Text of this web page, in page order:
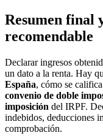
Resumen final
recomendable
Declarar ingresos
un dato a la renta. Hay
España, cómo se
convenio de doble
imposición del IRPF.
indebidos, deducciones
comprobación.